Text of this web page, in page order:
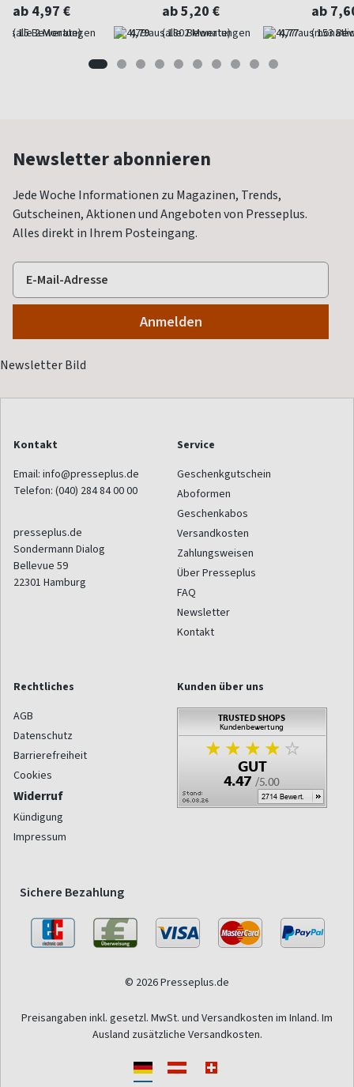
ab 4,97 €
(alle 2 Monate) 4,79
ab 5,20 €
(alle 2 Monate) 4,77
ab
Newsletter abonnieren
Jede Woche Informationen zu Magazinen, Trends,
Gutscheinen, Aktionen und Angeboten von Presseplus.
Alles direkt in Ihrem Posteingang.
Kontakt
Email: info@presseplus.de
Telefon: (040) 284 84 00 00
presseplus.de
Sondermann Dialog
Bellevue 59
22301 Hamburg
Service
Geschenkgutschein
Aboformen
Geschenkabos
Versandkosten
Zahlungsweisen
Über Presseplus
FAQ
Newsletter
Kontakt
Rechtliches
AGB
Datenschutz
Barrierefreiheit
Cookies
Widerruf
Kündigung
Impressum
Kunden über uns
Sichere Bezahlung
© 2026 Presseplus.de
Preisangaben inkl. gesetzl. MwSt. und Versandkosten im Inland. Im
Ausland zusätzliche Versandkosten.